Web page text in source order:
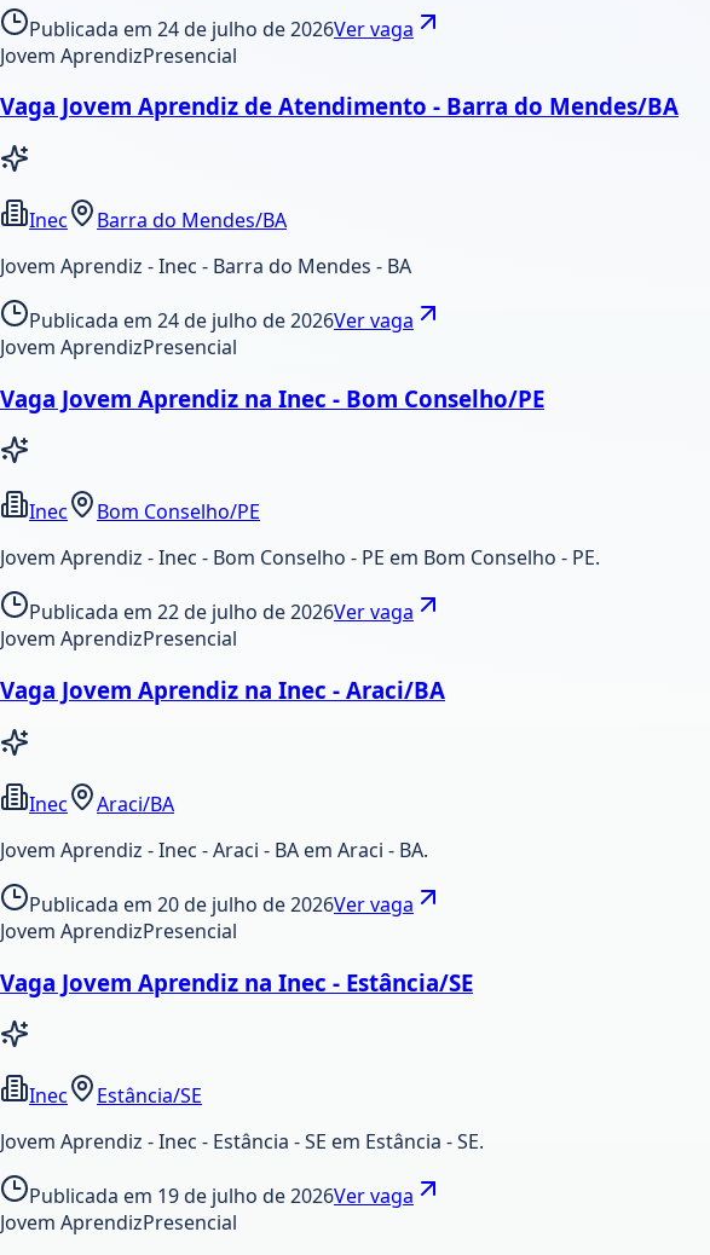
Publicada em 24 de julho de 2026Ver vaga
Jovem AprendizPresencial
Vaga Jovem Aprendiz de Atendimento - Barra do Mendes/BA
Inec
Barra do Mendes/BA
Jovem Aprendiz - Inec - Barra do Mendes - BA
Publicada em 24 de julho de 2026Ver vaga
Jovem AprendizPresencial
Vaga Jovem Aprendiz na Inec - Bom Conselho/PE
Inec
Bom Conselho/PE
Jovem Aprendiz - Inec - Bom Conselho - PE em Bom Conselho - PE.
Publicada em 22 de julho de 2026Ver vaga
Jovem AprendizPresencial
Vaga Jovem Aprendiz na Inec - Araci/BA
Inec
Araci/BA
Jovem Aprendiz - Inec - Araci - BA em Araci - BA.
Publicada em 20 de julho de 2026Ver vaga
Jovem AprendizPresencial
Vaga Jovem Aprendiz na Inec - Estância/SE
Inec
Estância/SE
Jovem Aprendiz - Inec - Estância - SE em Estância - SE.
Publicada em 19 de julho de 2026Ver vaga
Jovem AprendizPresencial